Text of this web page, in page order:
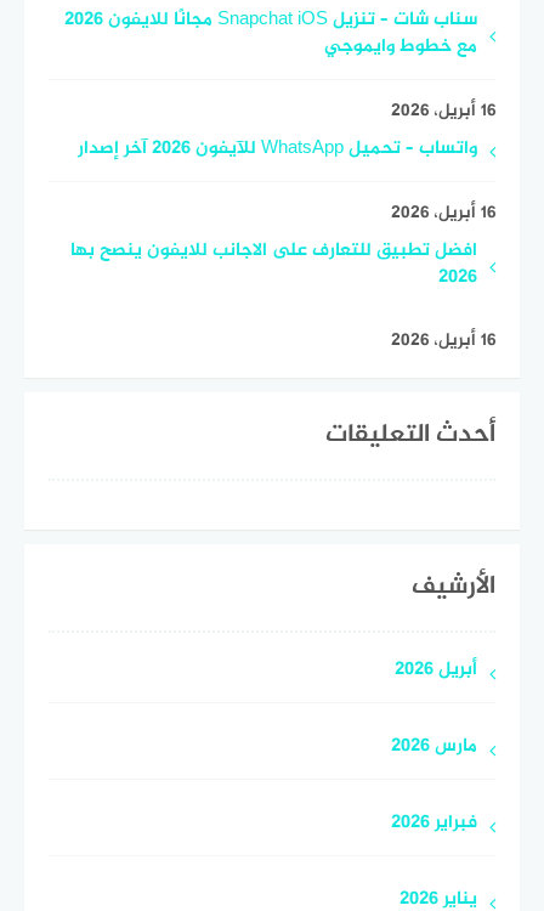
سناب شات – تنزيل Snapchat iOS مجانًا للايفون 2026
مع خطوط وايموجي
16 أبريل، 2026
واتساب – تحميل WhatsApp للآيفون 2026 آخر إصدار
16 أبريل، 2026
افضل تطبيق للتعارف على الاجانب للايفون ينصح بها
2026
16 أبريل، 2026
أحدث التعليقات
الأرشيف
أبريل 2026
مارس 2026
فبراير 2026
يناير 2026